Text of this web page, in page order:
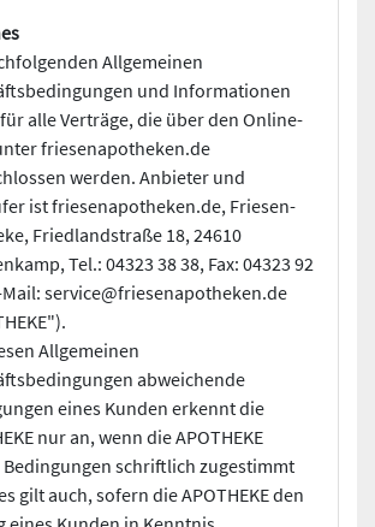
Allgemeinen
und Informationen
alle Verträge, die über den Online-
friesenapotheken.de
werden. Anbieter und
ist friesenapotheken.de, Friesen-
Friedlandstraße 18, 24610
Tel.: 04323 38 38, Fax: 04323 92
Mail: service@friesenapotheken.de
Allgemeinen
abweichende
eines Kunden erkennt die
nur an, wenn die APOTHEKE
Bedingungen schriftlich zugestimmt
gilt auch, sofern die APOTHEKE den